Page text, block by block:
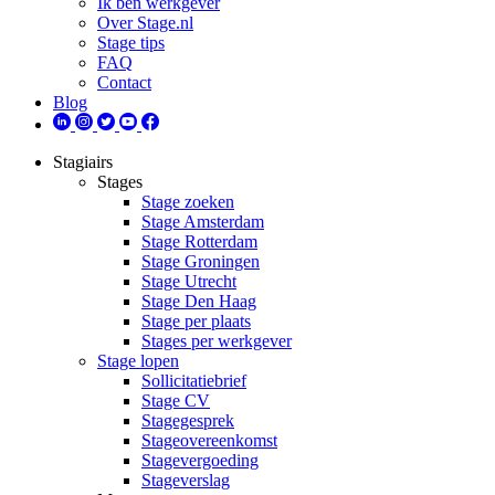
Over Stage.nl
Stage tips
FAQ
Contact
Blog
Stagiairs
Stages
Stage zoeken
Stage Amsterdam
Stage Rotterdam
Stage Groningen
Stage Utrecht
Stage Den Haag
Stage per plaats
Stages per werkgever
Stage lopen
Sollicitatiebrief
Stage CV
Stagegesprek
Stageovereenkomst
Stagevergoeding
Stageverslag